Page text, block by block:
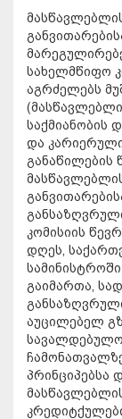
სახელმწიფო
აგრძელებს
საქმიანობის
და
განაწილების
კომისიის
დღეს,
გაიმართა,
აუცილებელ
სავალდებულო
პრინციპებსა